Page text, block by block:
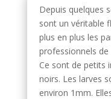
Depuis quelques
sont un véritable
plus en plus les
professionnels
Ce sont de petits
noirs. Les larves
environ 1mm.